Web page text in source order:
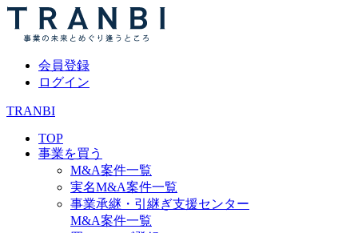
会員登録
ログイン
TRANBI
TOP
事業を買う
M&A案件一覧
実名M&A案件一覧
事業承継・引継ぎ支援センター
M&A案件一覧